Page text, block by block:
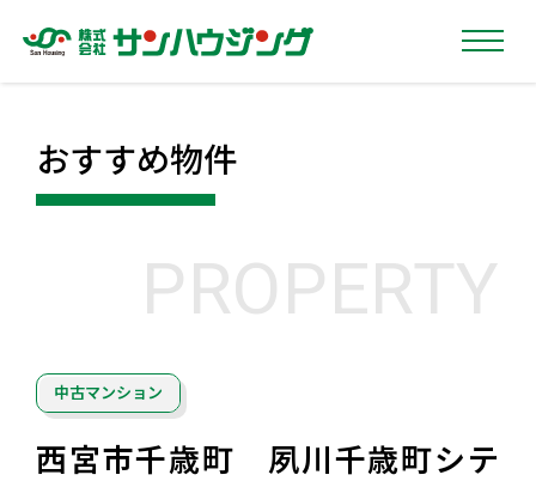
おすすめ物件
PROPERTY
中古マンション
西宮市千歳町 夙川千歳町シテ